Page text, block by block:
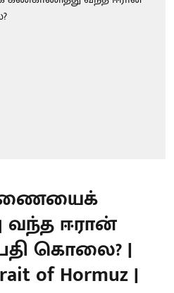
ஈரான்
கொலை? |
of Hormuz |